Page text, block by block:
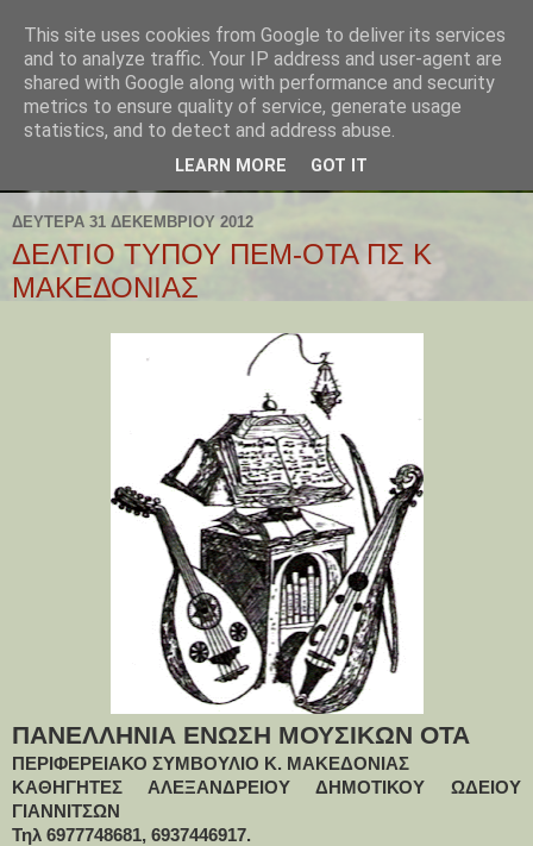
ΔΕΥΤΈΡΑ 31 ΔΕΚΕΜΒΡΊΟΥ 2012
ΔΕΛΤΙΟ ΤΥΠΟΥ ΠΕΜ-ΟΤΑ ΠΣ Κ
ΜΑΚΕΔΟΝΙΑΣ
ΠΑΝΕΛΛΗΝΙΑ ΕΝΩΣΗ ΜΟΥΣΙΚΩΝ ΟΤΑ
ΠΕΡΙΦΕΡΕΙΑΚΟ ΣΥΜΒΟΥΛΙΟ Κ. ΜΑΚΕΔΟΝΙΑΣ
ΚΑΘΗΓΗΤΕΣ ΑΛΕΞΑΝΔΡΕΙΟΥ ΔΗΜΟΤΙΚΟΥ ΩΔΕΙΟΥ
ΓΙΑΝΝΙΤΣΩΝ
Τηλ 6977748681, 6937446917.
This site uses cookies from Google to deliver its services
and to analyze traffic. Your IP address and user-agent are
shared with Google along with performance and security
metrics to ensure quality of service, generate usage
statistics, and to detect and address abuse.
LEARN MORE GOT IT